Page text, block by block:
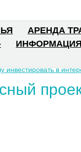
АРЕНДА
инвестировать в